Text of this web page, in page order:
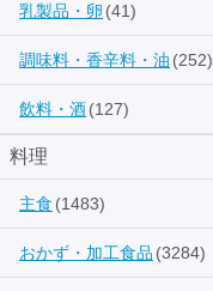
乳製品・卵 (41)
調味料・香辛料・油 (252)
飲料・酒(127)
料理
主食 (1483)
おかず・加工食品 (3284)